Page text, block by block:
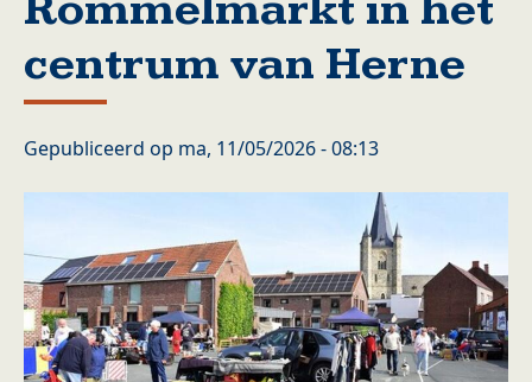
centrum van Herne
Gepubliceerd op ma, 11/05/2026 - 08:13